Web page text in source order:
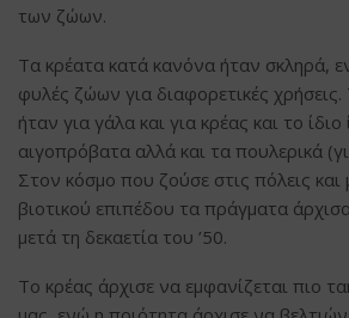
των ζώων.
Τα κρέατα κατά κανόνα ήταν σκληρά,
φυλές ζώων για διαφορετικές χρήσεις.
ήταν για γάλα και για κρέας και το ίδιο
αιγοπρόβατα αλλά και τα πουλερικά
Στον κόσμο που ζούσε στις πόλεις και
βιοτικού επιπέδου τα πράγματα
μετά τη δεκαετία του ’50.
Το κρέας άρχισε να εμφανίζεται πιο